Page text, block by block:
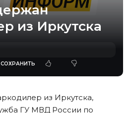
из Иркутска
из Иркутска,
ГУ МВД России по